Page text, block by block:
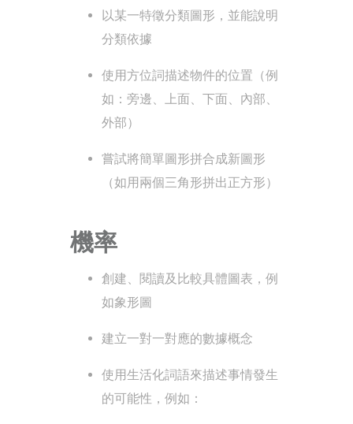
以某一特徵分類圖形，並能說明
分類依據
使用方位詞描述物件的位置（例
如：旁邊、上面、下面、內部、
外部）
嘗試將簡單圖形拼合成新圖形
（如用兩個三角形拼出正方形）
機率
創建、閱讀及比較具體圖表，例
如象形圖
建立一對一對應的數據概念
使用生活化詞語來描述事情發生
的可能性，例如：